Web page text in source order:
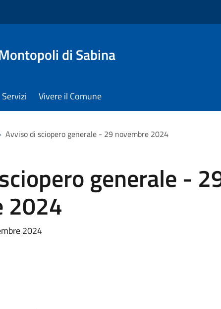
di Sabina
Servizi Vivere il Comune
Avviso di sciopero generale - 29 novembre 2024
generale -
2024
2024